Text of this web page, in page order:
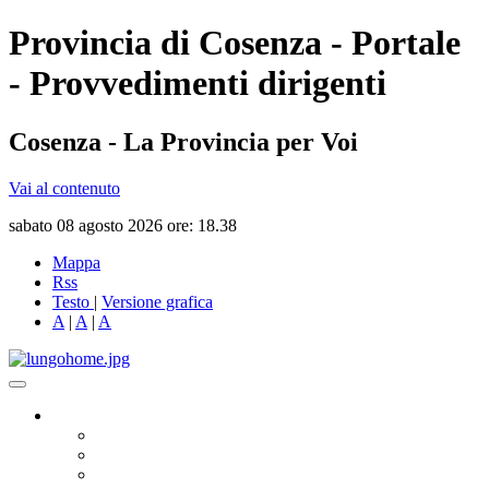
Provincia di Cosenza - Portale
- Provvedimenti dirigenti
Cosenza - La Provincia per Voi
Vai al contenuto
sabato 08 agosto 2026 ore: 18.38
Mappa
Rss
Testo | Versione grafica
A | A | A